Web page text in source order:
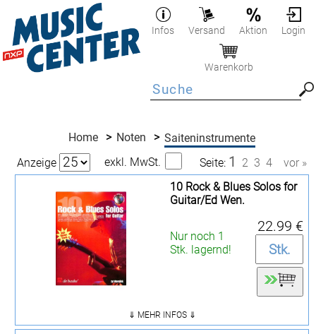
Infos Versand Aktion Login
Warenkorb
Home > Noten > Saiteninstrumente
Anzeige
exkl. MwSt. Seite: 1 2 3 4
vor »
10 Rock & Blues Solos for
Guitar/Ed Wen.
Nur noch 1
Stk. lagernd!
22.99 €
⇓ MEHR INFOS ⇓